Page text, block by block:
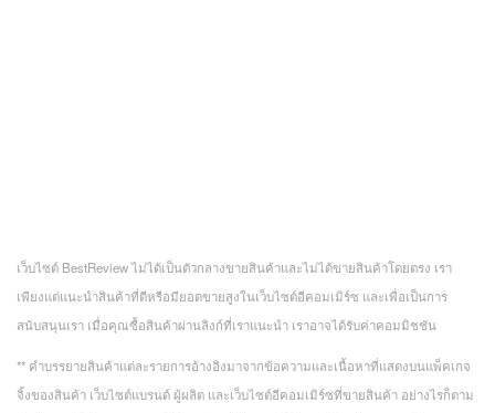
เว็บไซต์ BestReview ไม่ได้เป็นตัวกลางขายสินค้าและไม่ได้ขายสินค้าโดยตรง เรา
เพียงแต่แนะนำสินค้าที่ดีหรือมียอดขายสูงในเว็บไซต์อีคอมเมิร์ซ และเพื่อเป็นการ
สนับสนุนเรา เมื่อคุณซื้อสินค้าผ่านลิงก์ที่เราแนะนำ เราอาจได้รับค่าคอมมิชชัน
** คำบรรยายสินค้าแต่ละรายการอ้างอิงมาจากข้อความและเนื้อหาที่แสดงบนแพ็คเกจ
จิ้งของสินค้า เว็บไซต์แบรนด์ ผู้ผลิต และเว็บไซต์อีคอมเมิร์ซที่ขายสินค้า อย่างไรก็ตาม